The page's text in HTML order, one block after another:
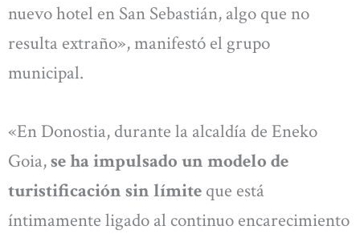
nuevo hotel en San Sebastián, algo que no
resulta extraño», manifestó el grupo
municipal.
«En Donostia, durante la alcaldía de Eneko
Goia,se ha impulsado un modelo de
turistificación sin límite que está
íntimamente ligado al continuo encarecimiento